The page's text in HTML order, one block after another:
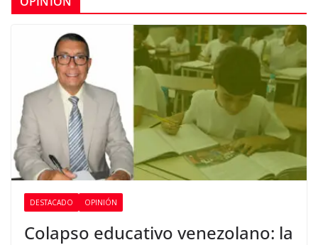
DESTACADO OPINIÓN
Colapso educativo venezolano: la